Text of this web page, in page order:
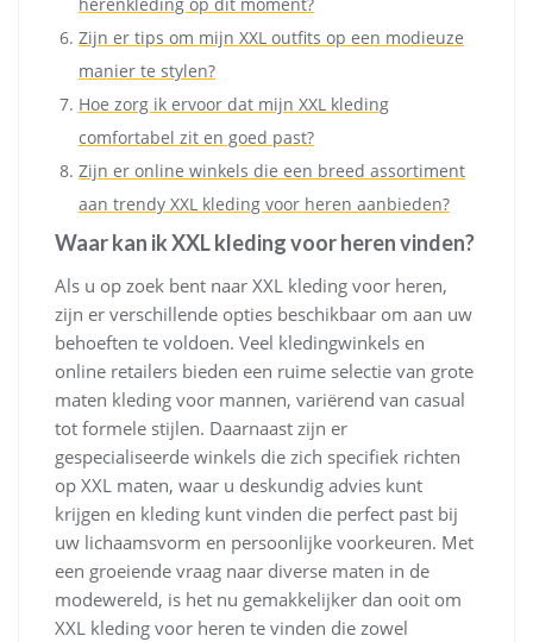
Zijn er tips om mijn XXL outfits op een modieuze
manier te stylen?
Hoe zorg ik ervoor dat mijn XXL kleding
comfortabel zit en goed past?
Zijn er online winkels die een breed assortiment
aan trendy XXL kleding voor heren aanbieden?
Waar kan ik XXL kleding voor heren vinden?
Als u op zoek bent naar XXL kleding voor heren,
zijn er verschillende opties beschikbaar om aan uw
behoeften te voldoen. Veel kledingwinkels en
online retailers bieden een ruime selectie van grote
maten kleding voor mannen, variërend van casual
tot formele stijlen. Daarnaast zijn er
gespecialiseerde winkels die zich specifiek richten
op XXL maten, waar u deskundig advies kunt
krijgen en kleding kunt vinden die perfect past bij
uw lichaamsvorm en persoonlijke voorkeuren. Met
een groeiende vraag naar diverse maten in de
modewereld, is het nu gemakkelijker dan ooit om
XXL kleding voor heren te vinden die zowel